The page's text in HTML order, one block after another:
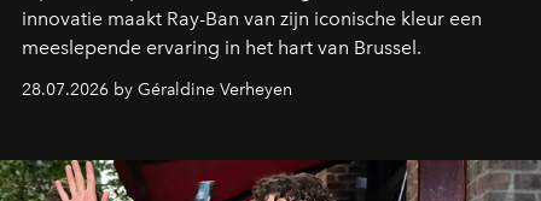
innovatie maakt Ray-Ban van zijn iconische kleur een
meeslepende ervaring in het hart van Brussel.
28.07.2026 by Géraldine Verheyen